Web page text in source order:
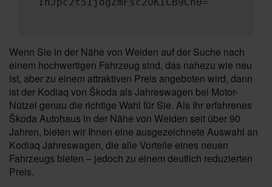
Wenn Sie in der Nähe von Weiden auf der Suche nach
einem hochwertigen Fahrzeug sind, das nahezu wie neu
ist, aber zu einem attraktiven Preis angeboten wird, dann
ist der Kodiaq von Škoda als Jahreswagen bei Motor-
Nützel genau die richtige Wahl für Sie. Als Ihr erfahrenes
Škoda Autohaus in der Nähe von Weiden seit über 90
Jahren, bieten wir Ihnen eine ausgezeichnete Auswahl an
Kodiaq Jahreswagen, die alle Vorteile eines neuen
Fahrzeugs bieten – jedoch zu einem deutlich reduzierten
Preis.